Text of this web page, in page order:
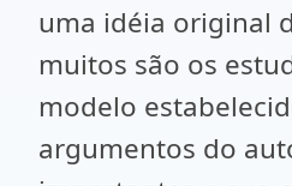
uma idéia original
muitos são os
modelo
argumentos do